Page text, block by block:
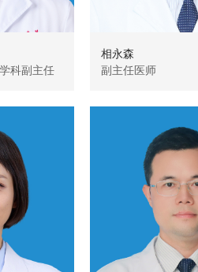
科副主任
相永森
副主任医师